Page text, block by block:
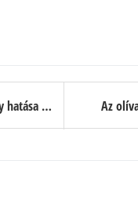
A kamillatea bőrre, hajra és egészségre gyakorolt jótékony hatása 22 pontban Az